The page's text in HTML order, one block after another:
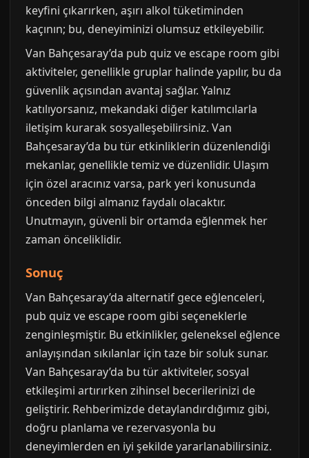
keyfini çıkarırken, aşırı alkol tüketiminden
kaçının; bu, deneyiminizi olumsuz etkileyebilir.
Van Bahçesaray’da pub quiz ve escape room gibi
aktiviteler, genellikle gruplar halinde yapılır, bu da
güvenlik açısından avantaj sağlar. Yalnız
katılıyorsanız, mekandaki diğer katılımcılarla
iletişim kurarak sosyalleşebilirsiniz. Van
Bahçesaray’da bu tür etkinliklerin düzenlendiği
mekanlar, genellikle temiz ve düzenlidir. Ulaşım
için özel aracınız varsa, park yeri konusunda
önceden bilgi almanız faydalı olacaktır.
Unutmayın, güvenli bir ortamda eğlenmek her
zaman önceliklidir.
Sonuç
Van Bahçesaray’da alternatif gece eğlenceleri,
pub quiz ve escape room gibi seçeneklerle
zenginleşmiştir. Bu etkinlikler, geleneksel eğlence
anlayışından sıkılanlar için taze bir soluk sunar.
Van Bahçesaray’da bu tür aktiviteler, sosyal
etkileşimi artırırken zihinsel becerilerinizi de
geliştirir. Rehberimizde detaylandırdığımız gibi,
doğru planlama ve rezervasyonla bu
deneyimlerden en iyi şekilde yararlanabilirsiniz.